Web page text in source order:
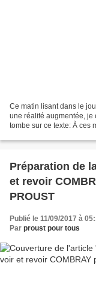
Ce matin lisant dans le
une réalité augmentée, je
tombe sur ce texte: À ces
Préparation de
et revoir
PROUST
Publié le 11/09/2017 à
Par proust pour tous